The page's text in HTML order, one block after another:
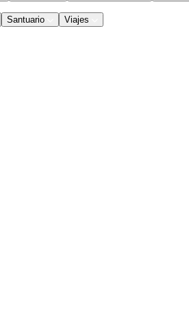
Santuario Viajes